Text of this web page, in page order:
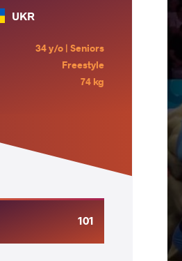
UKR
34 y/o | Seniors
Freestyle
74 kg
101